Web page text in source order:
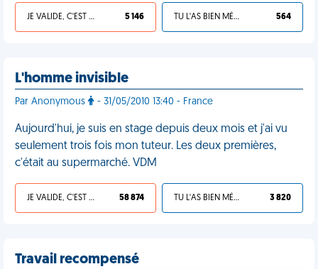
JE VALIDE, C'EST UNE VDM 5 146 TU L'AS BIEN MÉRITÉ 564
L'homme invisible
Par Anonymous - 31/05/2010 13:40 - France
Aujourd'hui, je suis en stage depuis deux mois et j'ai vu
seulement trois fois mon tuteur. Les deux premières,
c'était au supermarché. VDM
JE VALIDE, C'EST UNE VDM 58 874 TU L'AS BIEN MÉRITÉ 3 820
Travail recompensé